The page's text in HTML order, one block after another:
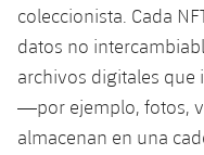
coleccionista. Cada
datos no
archivos digitales
—por ejemplo, fotos,
almacenan en una